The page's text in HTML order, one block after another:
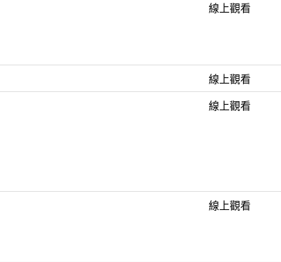
線上觀看
線上觀看
線上觀看
線上觀看